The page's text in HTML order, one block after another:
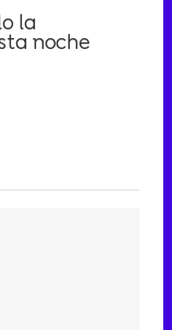
Remaining
0:00